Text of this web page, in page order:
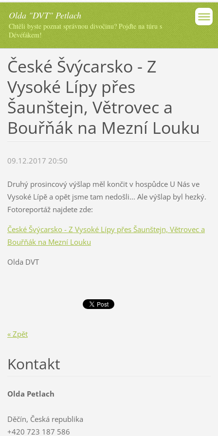
Olda "DVT" Petlach
Chtěli byste poznat správnou divočinu? Pojďte na túru s
Dévéťákem!
České Švýcarsko - Z
Vysoké Lípy přes
Šaunštejn, Větrovec a
Bouřňák na Mezní Louku
09.12.2017 20:50
Druhý prosincový výšlap měl končit v hospůdce U Nás ve
Vysoké Lípě a opět jsme tam nedošli... Ale výšlap byl hezký.
Fotoreportáž najdete zde:
České Švýcarsko - Z Vysoké Lípy přes Šaunštejn, Větrovec a
Bouřňák na Mezní Louku
Olda DVT
« Zpět
Kontakt
Olda Petlach
Děčín, Česká republika
+420 723 187 586